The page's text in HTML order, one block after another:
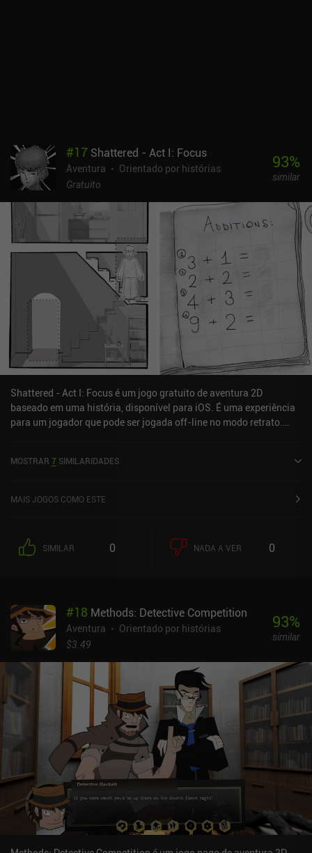
#17 Shattered - Act I: Focus
Aventura
Orientado por histórias
Gratuito
93%
similar
Shattered - Act I: Focus é um jogo gratuito de aventura 2D
baseado em uma história, disponível para iOS. É uma experiência
para um jogador que pode ser jogada off-line no modo retrato.
MOSTRAR 7 SIMILARIDADES
MAIS JOGOS COMO ESTE
SIMILAR 0 NADA A VER 0
#18 Methods: Detective Competition
Aventura
Orientado por histórias
$3.49
93%
similar